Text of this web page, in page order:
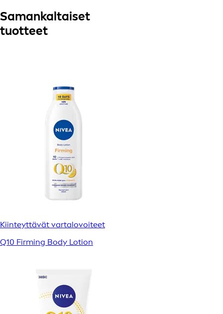
Samankaltaiset
tuotteet
Kiinteyttävät vartalovoiteet
Q10 Firming Body Lotion